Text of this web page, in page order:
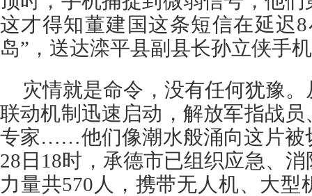
这才得知董建国这条短信在延迟
岛”，送达滦平县副县长孙立侠手
灾情就是命令，没有任何犹豫
联动机制迅速启动，解放军指战
专家……他们像潮水般涌向这片被
28日18时，承德市已组织应急、
力量共570人，携带无人机、大型